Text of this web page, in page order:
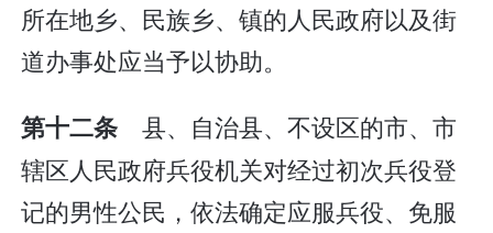
所在地乡、民族乡、镇的人民政府以及街
道办事处应当予以协助。
第十二条 县、自治县、不设区的市、市
辖区人民政府兵役机关对经过初次兵役登
记的男性公民，依法确定应服兵役、免服